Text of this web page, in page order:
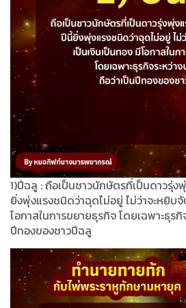
1)ปีฉลู : ถือเป็นชาวนักษัตรที่เป็นดาวรุ่
ยิ่งพุ่งแรงชนิดว่าฉุดไม่อยู่ ไม่ว่าจะหยิบจั
โอกาสในการขยายธุรกิจ โดยเฉพาะธุรกิ
ปีทองของชาวปีฉลู